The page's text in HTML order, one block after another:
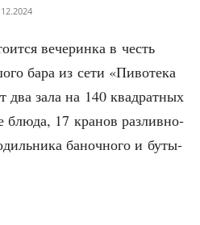
вече­рин­ка в честь
бара из сети «Пиво­те­ка
два зала на 140 квад­рат­ных
блю­да, 17 кра­нов раз­лив­но­
баноч­но­го и буты­